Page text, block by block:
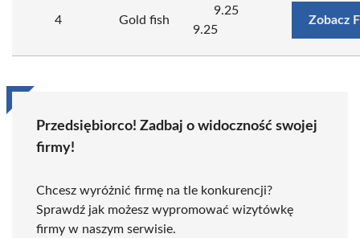
4 Gold fish
9.25
9.25
Zobacz
Przedsiębiorco! Zadbaj o widoczność swojej
firmy!
Chcesz wyróżnić firmę na tle konkurencji?
Sprawdź jak możesz wypromować wizytówkę
firmy w naszym serwisie.